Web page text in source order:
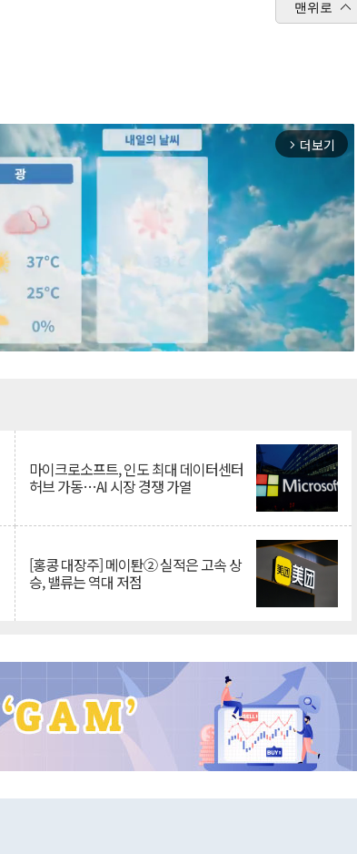
맨위로
arrow_forward_ios 더보기
마이크로소프트, 인도 최대 데이터센터
허브 가동…AI 시장 경쟁 가열
[홍콩 대장주] 메이퇀② 실적은 고속 상
승, 밸류는 역대 저점